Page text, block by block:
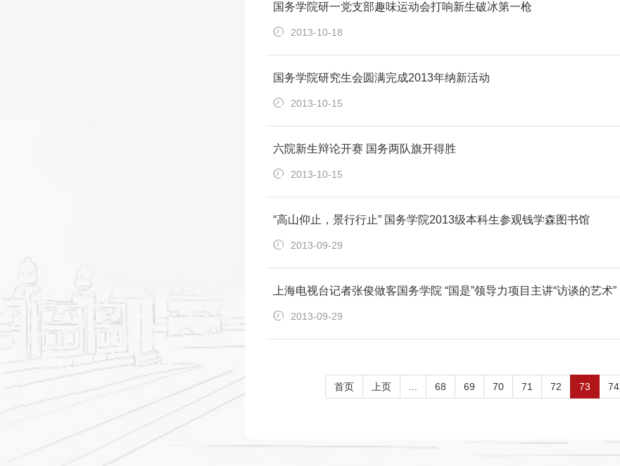
国务学院研一党支部趣味运动会打响新生破冰第一枪
2013-10-18
国务学院研究生会圆满完成2013年纳新活动
2013-10-15
六院新生辩论开赛 国务两队旗开得胜
2013-10-15
“高山仰止，景行行止” 国务学院2013级本科生参观钱学森图书馆
2013-09-29
上海电视台记者张俊做客国务学院 “国是”领导力项目主讲“访谈的艺术”
2013-09-29
首页 上页 ... 68 69 70 71 72 73 74